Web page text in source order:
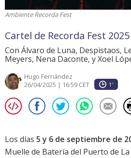
Ambiente Recorda Fest
Cartel de Recorda Fest 2025
Con Álvaro de Luna, Despistaos,
Meyers, Nena Daconte, y Xoel
Hugo Fernández
26/04/2025 | 16:59 CET
1'
Los días 5 y 6 de septiembre de
Muelle de Batería del Puerto de